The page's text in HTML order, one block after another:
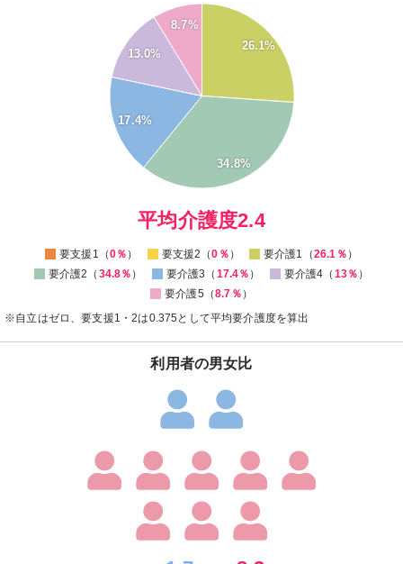
26.1%
34.8%
17.4%
13.0%
8.7%
0
平均介護度2.4
要支援1（0％ ） 要支援2（0％ ） 要介護1（26.1％ ）
要介護2（ 34.8％ ） 要介護3（ 17.4％ ） 要介護4（ 13％ ）
要介護5（8.7％ ）
※自立はゼロ、要支援1・2は0.375として平均要介護度を算出
利用者の男女比